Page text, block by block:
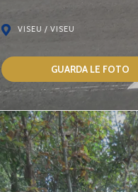
GUARDA LE FOTO
VISEU / VISEU